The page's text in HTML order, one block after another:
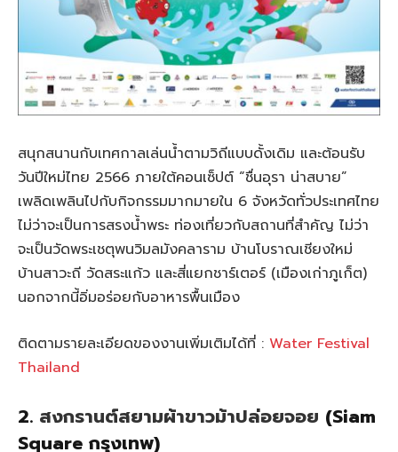
สนุกสนานกับเทศกาลเล่นน้ำตามวิถีแบบดั้งเดิม และต้อนรับ
วันปีใหม่ไทย 2566 ภายใต้คอนเซ็ปต์ “ชื่นอุรา น่าสบาย”
เพลิดเพลินไปกับกิจกรรมมากมายใน 6 จังหวัดทั่วประเทศไทย
ไม่ว่าจะเป็นการสรงน้ำพระ ท่องเที่ยวกับสถานที่สำคัญ ไม่ว่า
จะเป็นวัดพระเชตุพนวิมลมังคลาราม บ้านโบราณเชียงใหม่
บ้านสาวะถี วัดสระแก้ว และสี่แยกชาร์เตอร์ (เมืองเก่าภูเก็ต)
นอกจากนี้อิ่มอร่อยกับอาหารพื้นเมือง
ติดตามรายละเอียดของงานเพิ่มเติมได้ที่ : Water Festival
Thailand
2. สงกรานต์สยามผ้าขาวม้าปล่อยจอย (Siam
Square กรุงเทพ)